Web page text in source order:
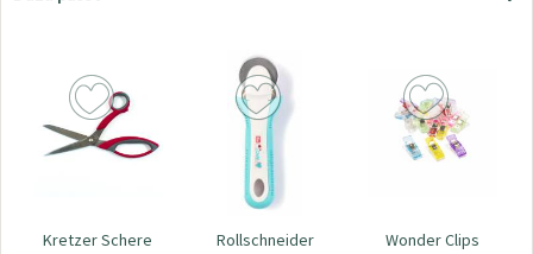
Kretzer Schere
Rollschneider
Wonder Clips